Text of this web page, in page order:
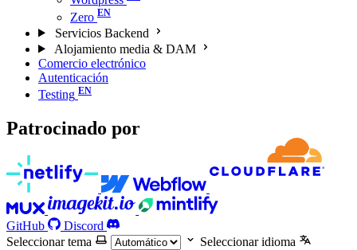
Zero
Servicios Backend
Alojamiento media & DAM
Comercio electrónico
Autenticación
Testing
Patrocinado por
GitHub
Discord
Seleccionar tema
Seleccionar idioma